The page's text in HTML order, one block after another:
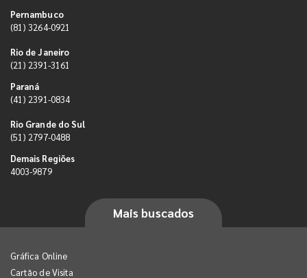
Pernambuco
(81) 3264-0921
Rio de Janeiro
(21) 2391-3161
Paraná
(41) 2391-0834
Rio Grande do Sul
(51) 2797-0488
Demais Regiões
4003-9879
Mais buscados
Gráfica Online
Cartão de Visita